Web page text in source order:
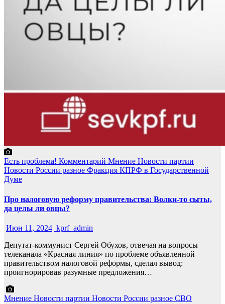
Есть проблема! Комментарий Мнение Новости партии
Новости России разное Фракция КПРФ в Государственной
Думе
Про налоговую реформу правительства: Волки-то сыты,
да целы ли овцы?
Июн 11, 2024 kprf_admin
Депутат-коммунист Сергей Обухов, отвечая на вопросы
телеканала «Красная линия» по проблеме объявленной
правительством налоговой реформы, сделал вывод:
проигнорировав разумные предложения…
Мнение Новости партии Новости России разное СВО